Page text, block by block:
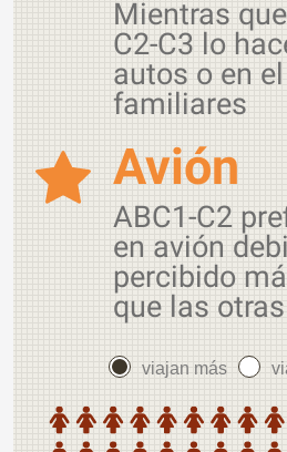
Mientras
C2-C3 lo
autos o en
familiares
Avión
ABC1-C2
en avión
percibido
que las
viajan más